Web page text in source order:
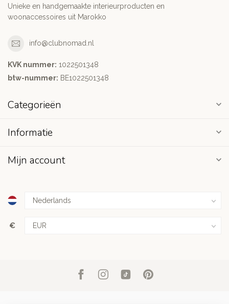
Unieke en handgemaakte interieurproducten en
woonaccessoires uit Marokko
info@clubnomad.nl
KVK nummer: 1022501348
btw-nummer: BE1022501348
Categorieën
Informatie
Mijn account
€